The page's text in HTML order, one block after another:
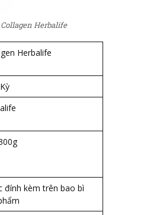
Herbalife
Herbalife
đính kèm trên bao bì